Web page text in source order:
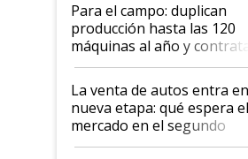
Para el campo: duplican
producción hasta las 120
máquinas al año y
especialistas de la
automotriz para lograrlo
La venta de autos entra
nueva etapa: qué espera el
mercado en el segundo
semestre